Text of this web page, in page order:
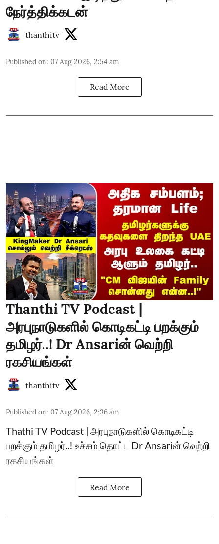
நேர்த்திக்கடன்
thanthitv
Published on: 07 Aug 2026, 2:54 am
Read More
Thanthi TV Podcast |
அரபுநாடுகளில் கொடிகட்டி பறக்கும்
தமிழர்..! Dr Ansariன் வெற்றி
ரகசியங்கள்
thanthitv
Published on: 07 Aug 2026, 2:36 am
Thathi TV Podcast | அரபுநாடுகளில் கொடிகட்டி
பறக்கும் தமிழர்..! உச்சம் தொட்ட Dr Ansariன் வெற்றி
ரகசியங்கள்
Read More